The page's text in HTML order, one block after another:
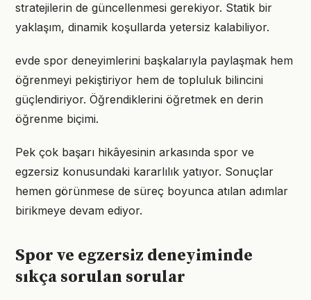
stratejilerin de güncellenmesi gerekiyor. Statik bir
yaklaşım, dinamik koşullarda yetersiz kalabiliyor.
evde spor deneyimlerini başkalarıyla paylaşmak hem
öğrenmeyi pekiştiriyor hem de topluluk bilincini
güçlendiriyor. Öğrendiklerini öğretmek en derin
öğrenme biçimi.
Pek çok başarı hikâyesinin arkasında spor ve
egzersiz konusundaki kararlılık yatıyor. Sonuçlar
hemen görünmese de süreç boyunca atılan adımlar
birikmeye devam ediyor.
Spor ve egzersiz deneyiminde
sıkça sorulan sorular